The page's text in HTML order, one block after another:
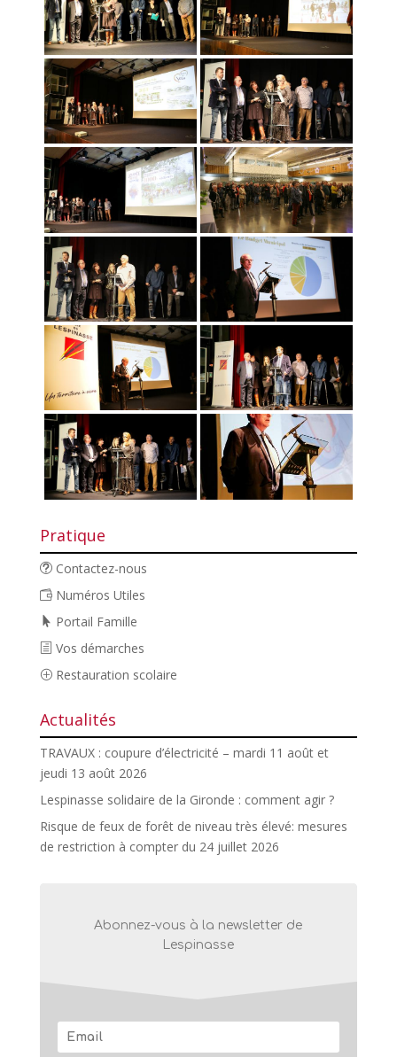
Pratique
Contactez-nous
Numéros Utiles
Portail Famille
Vos démarches
Restauration scolaire
Actualités
TRAVAUX : coupure d’électricité – mardi 11 août et
jeudi 13 août 2026
Lespinasse solidaire de la Gironde : comment agir ?
Risque de feux de forêt de niveau très élevé: mesures
de restriction à compter du 24 juillet 2026
Abonnez-vous à la newsletter de
Lespinasse